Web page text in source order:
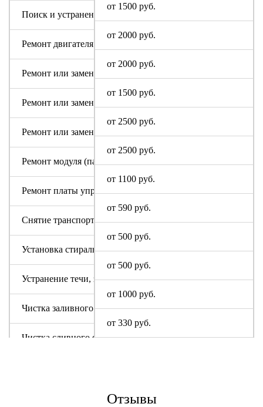
от 1500 руб.
от 2000 руб.
от 2000 руб.
от 1500 руб.
от 2500 руб.
от 2500 руб.
от 1100 руб.
от 590 руб.
от 500 руб.
от 500 руб.
от 1000 руб.
от 330 руб.
Поиск и устранение засора в сливном тракте
Ремонт двигателя машинки
Ремонт или замена аквастопа
Ремонт или замена мотора
Ремонт или замена патрубка
Ремонт модуля (пайка, замена радиодеталей)
Ремонт платы управления или индикации
Снятие транспортировочных болтов
Установка стиральной машины
Устранение течи, засора
Чистка заливного фильтра
Чистка сливного фильтра
Отзывы